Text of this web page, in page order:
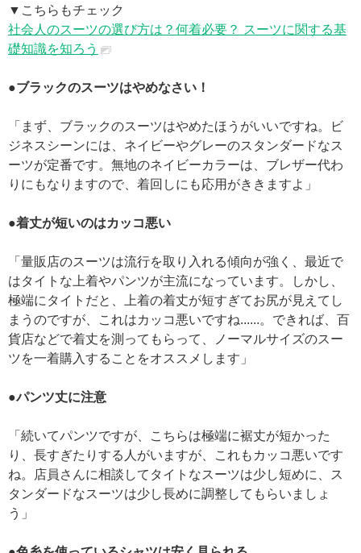
▼こちらもチェック
社会人のスーツの選び方は？何着必要？ スーツに関する基
礎知識を知ろう
●ブラックのスーツはやめなさい！
「まず、ブラックのスーツはやめたほうがいいですね。ビ
ジネスシーンには、ネイビーやグレーのスタンダードなス
ーツが定番です。無地のネイビーカラーは、ブレザー代わ
りにもなりますので、着回しにも応用がききますよ」
●着丈が短いのはカッコ悪い
「量販店のスーツは流行を取り入れる傾向が強く、最近で
はタイトな上着やパンツが主流になっています。しかし、
極端にタイトだと、上着の着丈が短すぎてお尻が見えてし
まうのですが、これはカッコ悪いですね......。できれば、百
貨店などで着丈を測ってもらって、ノーマルサイズのスー
ツを一着購入することをオススメします」
●パンツ丈に注意
「続いてパンツですが、こちらは極端に裾丈が短かった
り、長すぎたりする人がいますが、これもカッコ悪いです
ね。店員さんに相談してタイトなスーツは少し短めに、ス
タンダードなスーツは少し長めに調整してもらいましょ
う」